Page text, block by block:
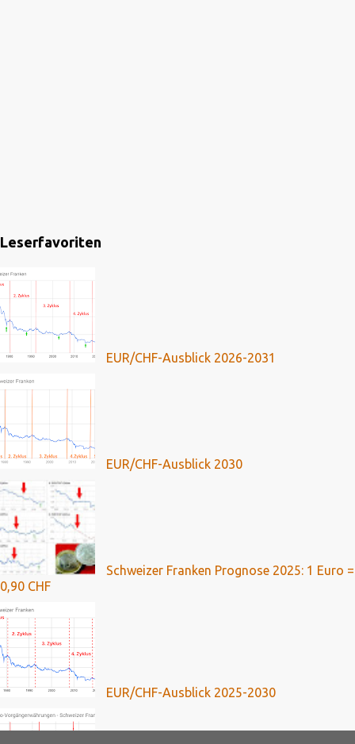
Leserfavoriten
EUR/CHF-Ausblick 2026-2031
EUR/CHF-Ausblick 2030
Schweizer Franken Prognose 2025: 1 Euro =
0,90 CHF
EUR/CHF-Ausblick 2025-2030